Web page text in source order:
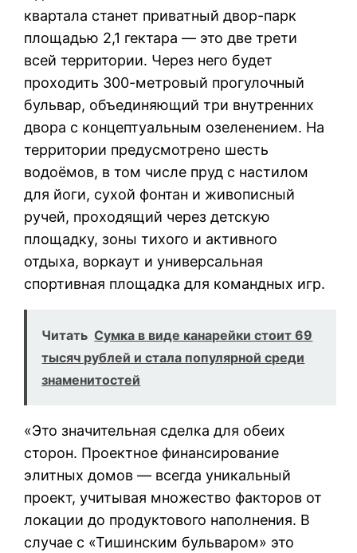
квартала станет приватный двор-парк
площадью 2,1 гектара — это две трети
всей территории. Через него будет
проходить 300-метровый прогулочный
бульвар, объединяющий три внутренних
двора с концептуальным озеленением. На
территории предусмотрено шесть
водоёмов, в том числе пруд с настилом
для йоги, сухой фонтан и живописный
ручей, проходящий через детскую
площадку, зоны тихого и активного
отдыха, воркаут и универсальная
спортивная площадка для командных игр.
Читать Сумка в виде канарейки стоит 69
тысяч рублей и стала популярной среди
знаменитостей
«Это значительная сделка для обеих
сторон. Проектное финансирование
элитных домов — всегда уникальный
проект, учитывая множество факторов от
локации до продуктового наполнения. В
случае с «Тишинским бульваром» это